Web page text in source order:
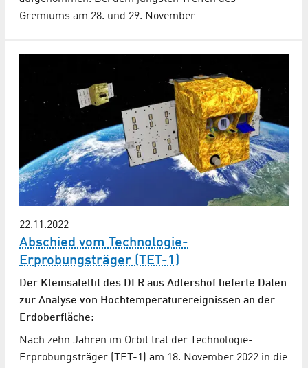
Gremiums am 28. und 29. November…
22.11.2022
Abschied vom Technologie-
Erprobungsträger (TET-1)
Der Kleinsatellit des DLR aus Adlershof lieferte Daten
zur Analyse von Hochtemperatur­ereignissen an der
Erdoberfläche:
Nach zehn Jahren im Orbit trat der Technologie-
Erprobungsträger (TET-1) am 18. November 2022 in die